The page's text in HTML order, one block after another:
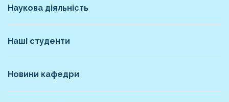
Наукова діяльність
Наші студенти
Новини кафедри